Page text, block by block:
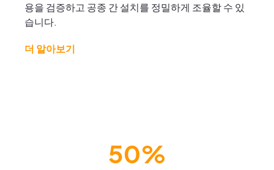
용을 검증하고 공종 간 설치를 정밀하게 조율할 수 있
습니다.
더 알아보기
50%